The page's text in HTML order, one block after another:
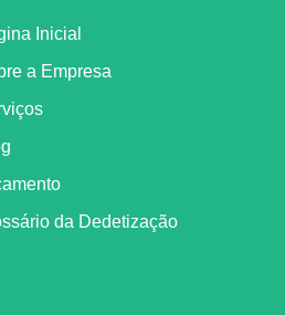
Inicial
a Empresa
da Dedetização